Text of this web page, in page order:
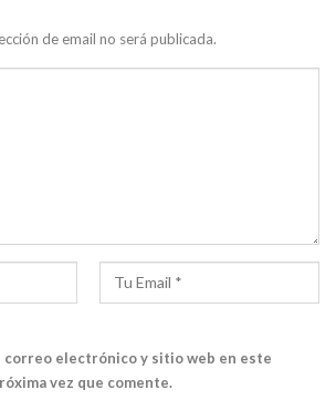
de email no será publicada.
correo electrónico y sitio web en este
vez que comente.